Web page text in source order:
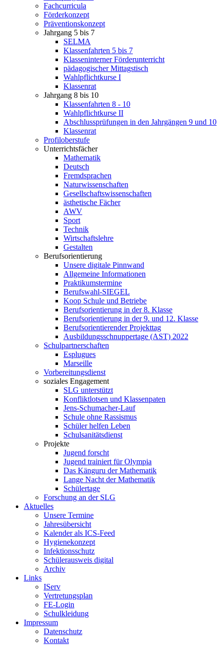
Fachcurricula
Förderkonzept
Präventionskonzept
Jahrgang 5 bis 7
SELMA
Klassenfahrten 5 bis 7
Klasseninterner Förderunterricht
pädagogischer Mittagstisch
Wahlpflichtkurse I
Klassenrat
Jahrgang 8 bis 10
Klassenfahrten 8 - 10
Wahlpflichtkurse II
Abschlussprüfungen in den Jahrgängen 9 und 10
Klassenrat
Profiloberstufe
Unterrichtsfächer
Mathematik
Deutsch
Fremdsprachen
Naturwissenschaften
Gesellschaftswissenschaften
ästhetische Fächer
AWV
Sport
Technik
Wirtschaftslehre
Gestalten
Berufsorientierung
Unsere digitale Pinnwand
Allgemeine Informationen
Praktikumstermine
Berufswahl-SIEGEL
Koop Schule und Betriebe
Berufsorientierung in der 8. Klasse
Berufsorientierung in der 9. und 12. Klasse
Berufsorientierender Projekttag
Ausbildungsschnuppertage (AST) 2022
Schulpartnerschaften
Esplugues
Marseille
Vorbereitungsdienst
soziales Engagement
SLG unterstützt
Konfliktlotsen und Klassenpaten
Jens-Schumacher-Lauf
Schule ohne Rassismus
Schüler helfen Leben
Schulsanitätsdienst
Projekte
Jugend forscht
Jugend trainiert für Olympia
Das Känguru der Mathematik
Lange Nacht der Mathematik
Schülertage
Forschung an der SLG
Aktuelles
Unsere Termine
Jahresübersicht
Kalender als ICS-Feed
Hygienekonzept
Infektionsschutz
Schülerausweis digital
Archiv
Links
IServ
Vertretungsplan
FE-Login
Schulkleidung
Impressum
Datenschutz
Kontakt